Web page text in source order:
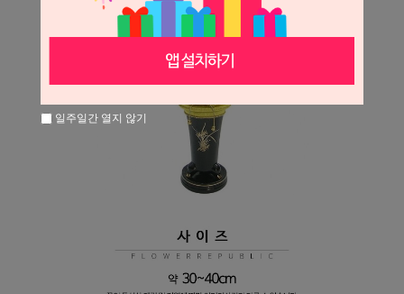
일주일간 열지 않기